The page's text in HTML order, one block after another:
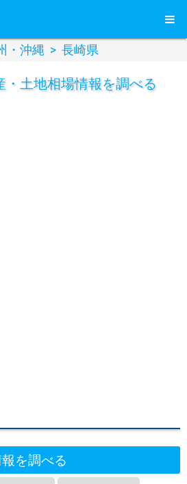
・沖縄 > 長崎県
・土地相場情報を調べる
を調べる